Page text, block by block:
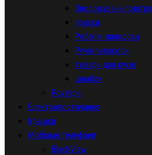
Зволожувачи повітря
праски
Роботи-пилососи
Ручні пилососи
товари для кухні
швабри
Роутери
Електропостачання
Іграшки
Мобільні телефони
BlackView